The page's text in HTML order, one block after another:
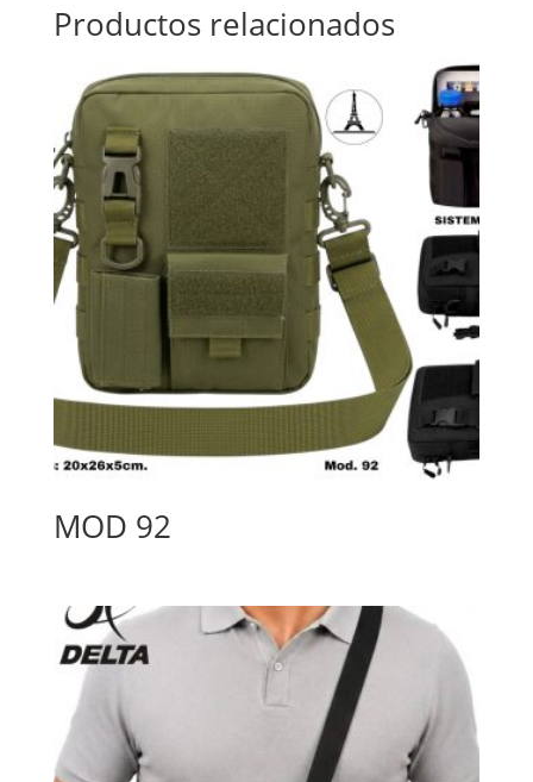
Productos relacionados
MOD 92